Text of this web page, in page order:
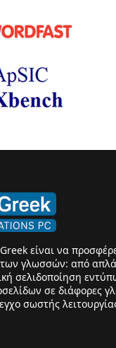
είναι να
των γλωσσών: από
σελιδοποίηση
σε διάφορες
σωστής